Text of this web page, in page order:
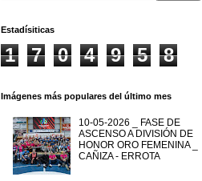
Estadísiticas
1 7 0 4 9 5 8
Imágenes más populares del último mes
10-05-2026 _ FASE DE
ASCENSO A DIVISIÓN DE
HONOR ORO FEMENINA _
CAÑIZA - ERROTA